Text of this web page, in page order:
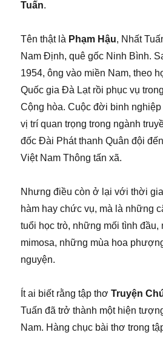
Tuấn.
Tên thật là Phạm Hậu, Nhất
Nam Định, quê gốc Ninh Bình.
1954, ông vào miền Nam, theo
Quốc gia Đà Lạt rồi phục vụ
Cộng hòa. Cuộc đời binh
vị trí quan trọng trong ngành
đốc Đài Phát thanh Quân đội
Việt Nam Thông tấn xã.
Nhưng điều còn ở lại với thời
hàm hay chức vụ, mà là những
tuổi học trò, những mối tình đầu,
mimosa, những mùa hoa
nguyện.
Ít ai biết rằng tập thơTruyện
Tuấn đã trở thành một hiện
Nam. Hàng chục bài thơ trong